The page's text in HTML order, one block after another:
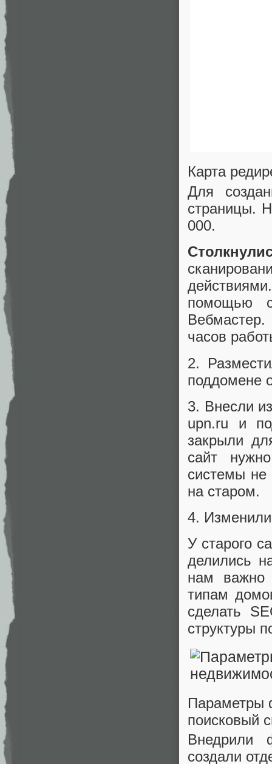
Карта
Для
страницы.
000.
помощью
часов
2.
поддомене
3. Внесли
upn.ru и
закрыли
сайт
системы не
на старом.
4. Изменили
У старого
делились
нам важно
типам
сделать
структуры
Параметры
поисковый
Внедрили
создали